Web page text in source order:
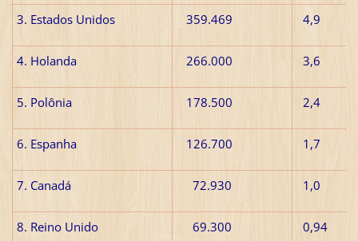
3. Estados Unidos 359.469 4,9
4. Holanda 266.000 3,6
5. Polônia 178.500 2,4
6. Espanha 126.700 1,7
7. Canadá 72.930 1,0
8. Reino Unido 69.300 0,94